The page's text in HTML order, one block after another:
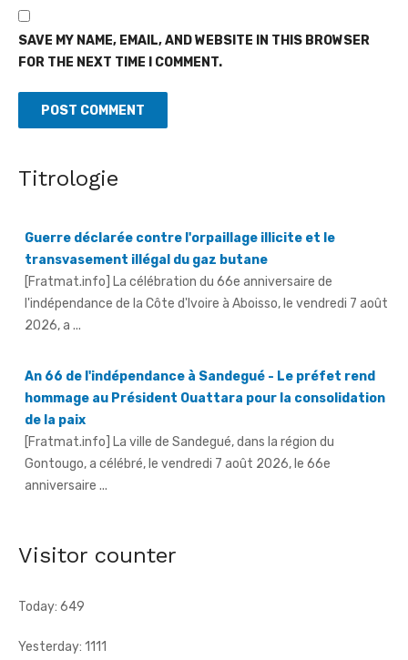
SAVE MY NAME, EMAIL, AND WEBSITE IN THIS BROWSER
FOR THE NEXT TIME I COMMENT.
Titrologie
transvasement illégal du gaz butane
[Fratmat.info] La célébration du 66e anniversaire de
l'indépendance de la Côte d'Ivoire à Aboisso, le vendredi 7 août
2026, a ...
hommage au Président Ouattara pour la consolidation
de la paix
[Fratmat.info] La ville de Sandegué, dans la région du
Gontougo, a célébré, le vendredi 7 août 2026, le 66e
anniversaire ...
66e anniversaire de l'indépendance à Tougbo - Le
[Fratmat.info] À l'occasion de la célébration du 66e
Visitor counter
Today: 649
Yesterday: 1111